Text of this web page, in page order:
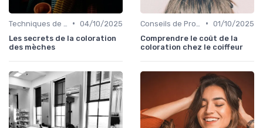
• 04/10/2025
Les secrets de la coloration
des mèches
• 01/10/2025
Comprendre le coût de la
coloration chez le coiffeur